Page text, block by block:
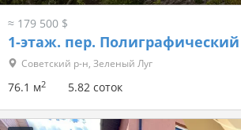
≈ 179 500 $
1-этаж. пер.
Советский р-н, Зеленый Луг
76.1 м2 5.82 соток